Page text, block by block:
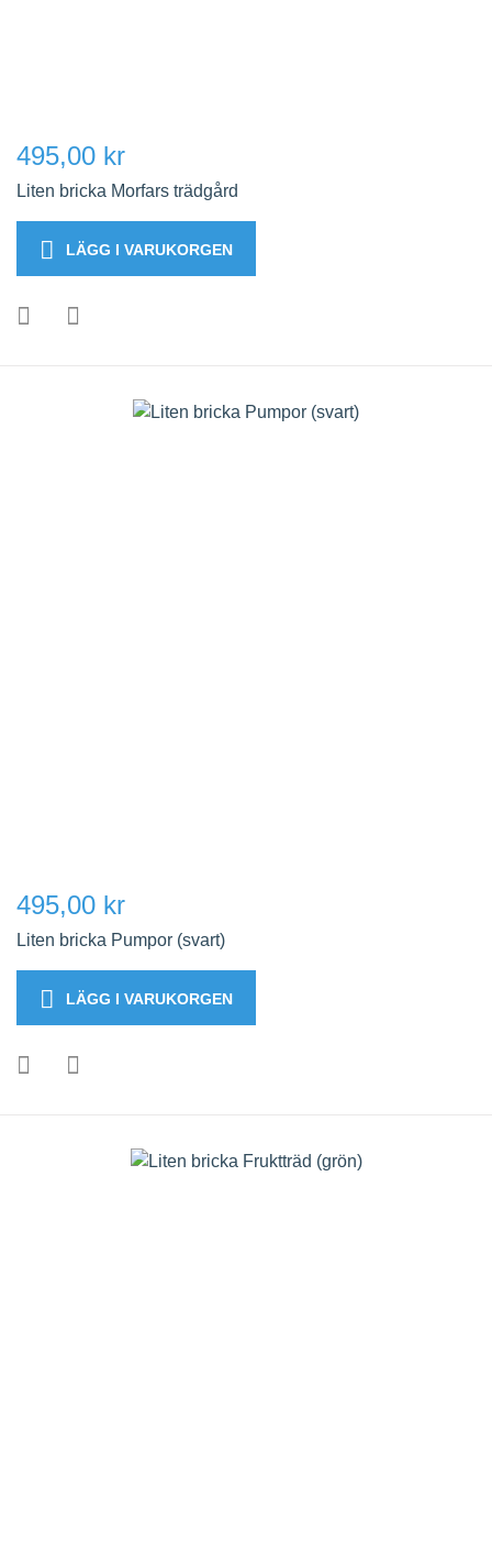
495,00 kr
Liten bricka Morfars trädgård
LÄGG I VARUKORGEN
495,00 kr
Liten bricka Pumpor (svart)
LÄGG I VARUKORGEN